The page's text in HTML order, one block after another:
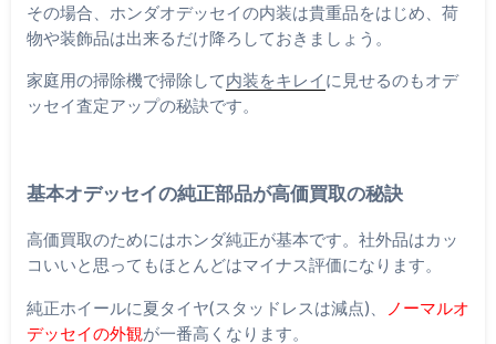
その場合、ホンダオデッセイの内装は貴重品をはじめ、荷
物や装飾品は出来るだけ降ろしておきましょう。
家庭用の掃除機で掃除して内装をキレイに見せるのもオデ
ッセイ査定アップの秘訣です。
基本オデッセイの純正部品が高価買取の秘訣
高価買取のためにはホンダ純正が基本です。社外品はカッ
コいいと思ってもほとんどはマイナス評価になります。
純正ホイールに夏タイヤ(スタッドレスは減点)、
ノーマルオ
デッセイの外観が一番高くなります。